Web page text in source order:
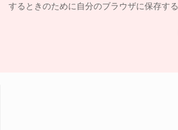
するときのために自分のブラウザに保存する